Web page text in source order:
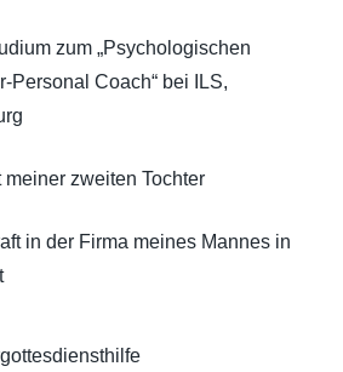
zum „Psychologischen
Personal Coach“ bei ILS,
meiner zweiten Tochter
in der Firma meines Mannes in